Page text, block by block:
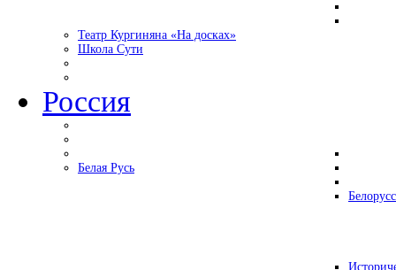
Театр Кургиняна «На досках»
Школа Сути
Россия
Белая Русь